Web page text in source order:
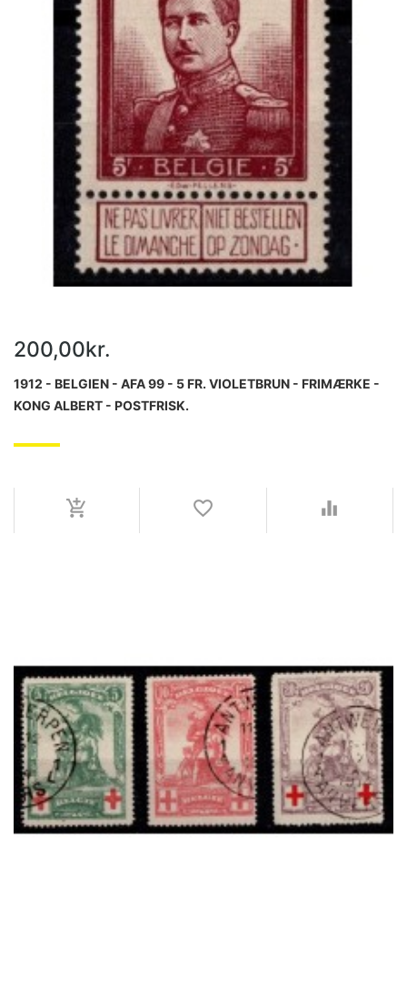
200,00kr.
1912 - BELGIEN - AFA 99 - 5 FR. VIOLETBRUN - FRIMÆRKE -
KONG ALBERT - POSTFRISK.